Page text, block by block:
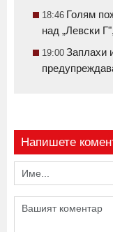
18:46 Голям
над „Левски
19:00 Заплахи
Напишете